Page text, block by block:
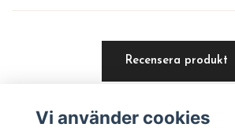
Recensera produkt
Vi använder cookies